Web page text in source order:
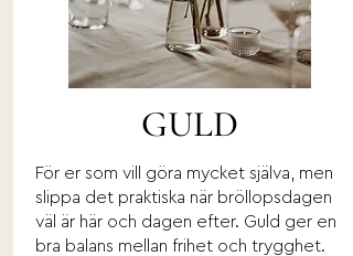
GULD
För er som vill göra mycket själva, men
slippa det praktiska när bröllopsdagen
väl är här och dagen efter. Guld ger en
bra balans mellan frihet och trygghet.